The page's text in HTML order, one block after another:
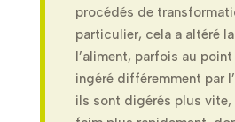
procédés de
particulier, cela a altéré
l’aliment, parfois au
ingéré différemment par
ils sont digérés plus vite,